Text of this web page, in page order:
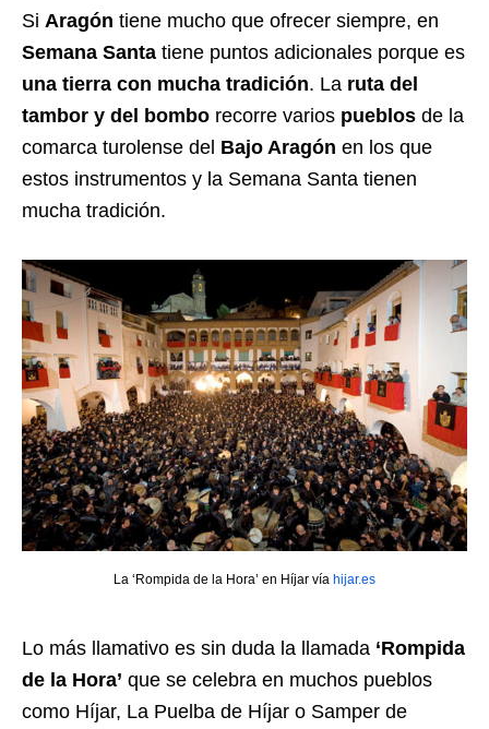
Si Aragón tiene mucho que ofrecer siempre, en
Semana Santa tiene puntos adicionales porque es
una tierra con mucha tradición. La ruta del
tambor y del bombo recorre varios pueblos de la
comarca turolense del Bajo Aragón en los que
estos instrumentos y la Semana Santa tienen
mucha tradición.
La ‘Rompida de la Hora’ en Híjar vía hijar.es
Lo más llamativo es sin duda la llamada ‘Rompida
de la Hora’ que se celebra en muchos pueblos
como Híjar, La Puelba de Híjar o Samper de